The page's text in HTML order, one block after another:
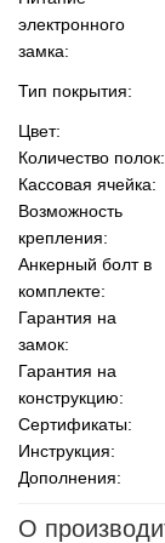
электронного
замка:
Тип покрытия:
Цвет:
Количество полок:
Кассовая ячейка:
Возможность
крепления:
Анкерный болт в
комплекте:
Гарантия на
замок:
Гарантия на
конструкцию:
Сертификаты:
Инструкция:
Дополнения:
О